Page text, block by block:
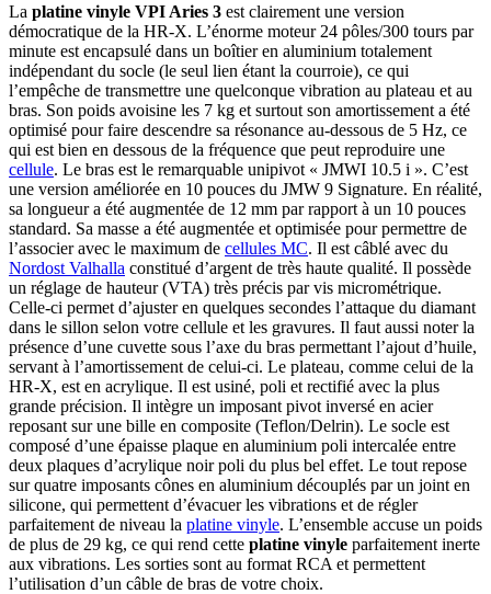
La platine vinyle VPI Aries 3 est clairement une version
démocratique de la HR-X. L’énorme moteur 24 pôles/300 tours par
minute est encapsulé dans un boîtier en aluminium totalement
indépendant du socle (le seul lien étant la courroie), ce qui
l’empêche de transmettre une quelconque vibration au plateau et au
bras. Son poids avoisine les 7 kg et surtout son amortissement a été
optimisé pour faire descendre sa résonance au-dessous de 5 Hz, ce
qui est bien en dessous de la fréquence que peut reproduire une
cellule. Le bras est le remarquable unipivot « JMWI 10.5 i ». C’est
une version améliorée en 10 pouces du JMW 9 Signature. En réalité,
sa longueur a été augmentée de 12 mm par rapport à un 10 pouces
standard. Sa masse a été augmentée et optimisée pour permettre de
l’associer avec le maximum de cellules MC. Il est câblé avec du
Nordost Valhalla constitué d’argent de très haute qualité. Il possède
un réglage de hauteur (VTA) très précis par vis micrométrique.
Celle-ci permet d’ajuster en quelques secondes l’attaque du diamant
dans le sillon selon votre cellule et les gravures. Il faut aussi noter la
présence d’une cuvette sous l’axe du bras permettant l’ajout d’huile,
servant à l’amortissement de celui-ci. Le plateau, comme celui de la
HR-X, est en acrylique. Il est usiné, poli et rectifié avec la plus
grande précision. Il intègre un imposant pivot inversé en acier
reposant sur une bille en composite (Teflon/Delrin). Le socle est
composé d’une épaisse plaque en aluminium poli intercalée entre
deux plaques d’acrylique noir poli du plus bel effet. Le tout repose
sur quatre imposants cônes en aluminium découplés par un joint en
silicone, qui permettent d’évacuer les vibrations et de régler
parfaitement de niveau la platine vinyle. L’ensemble accuse un poids
de plus de 29 kg, ce qui rend cette platine vinyle parfaitement inerte
aux vibrations. Les sorties sont au format RCA et permettent
l’utilisation d’un câble de bras de votre choix.